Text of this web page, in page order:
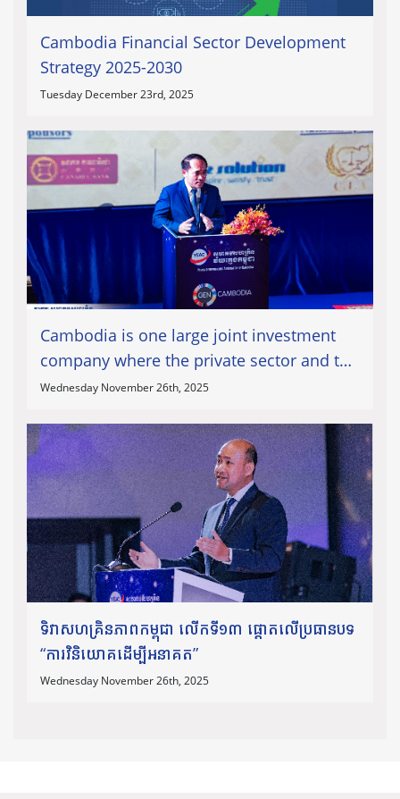
Cambodia Financial Sector Development
Strategy 2025-2030
Tuesday December 23rd, 2025
Cambodia is one large joint investment
company where the private sector and the
state are shareholders
Wednesday November 26th, 2025
ទិវាសហគ្រិនភាពកម្ពុជា លើកទី១៣ ផ្តោតលើប្រធានបទ
“ការវិនិយោគដើម្បីអនាគត”
Wednesday November 26th, 2025